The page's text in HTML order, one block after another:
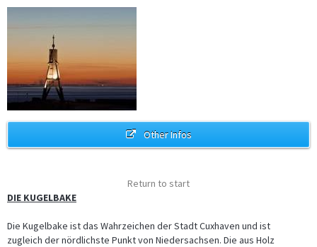
Other Infos
Return to start
DIE KUGELBAKE
Die Kugelbake ist das Wahrzeichen der Stadt Cuxhaven und ist
zugleich der nördlichste Punkt von Niedersachsen. Die aus Holz